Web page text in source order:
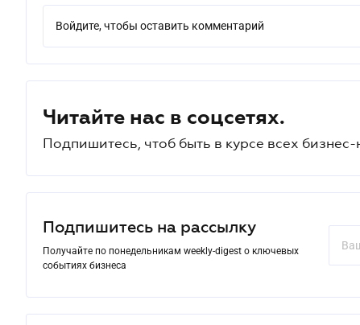
Войдите, чтобы оставить комментарий
Читайте нас в соцсетях.
Подпишитесь, чтоб быть в курсе всех бизнес-
Подпишитесь на рассылку
Получайте по понедельникам weekly-digest о ключевых
событиях бизнеса